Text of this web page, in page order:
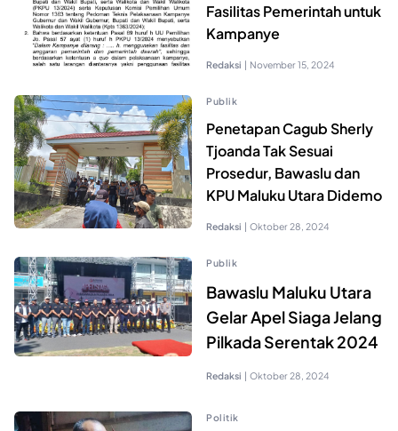
Fasilitas Pemerintah untuk
Kampanye
Redaksi | November 15, 2024
Publik
Penetapan Cagub Sherly
Tjoanda Tak Sesuai
Prosedur, Bawaslu dan
KPU Maluku Utara Didemo
Redaksi | Oktober 28, 2024
Publik
Bawaslu Maluku Utara
Gelar Apel Siaga Jelang
Pilkada Serentak 2024
Redaksi | Oktober 28, 2024
Politik